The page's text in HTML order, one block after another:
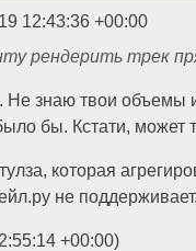
12:43:36 +00:00
рендерить трек
Не знаю твои объемы
бы. Кстати, может
которая
не
+00:00)